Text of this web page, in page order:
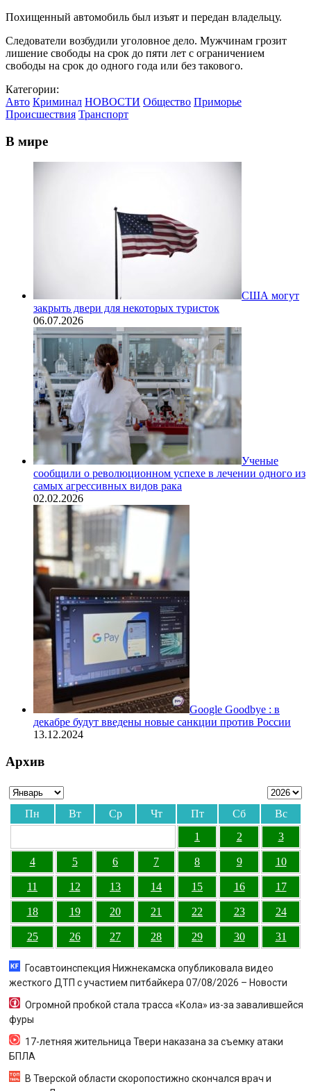
Похищенный автомобиль был изъят и передан владельцу.
Следователи возбудили уголовное дело. Мужчинам грозит
лишение свободы на срок до пяти лет с ограничением
свободы на срок до одного года или без такового.
Категории:
Авто Криминал НОВОСТИ Общество Приморье
Происшествия Транспорт
В мире
США могут
закрыть двери для некоторых туристок
06.07.2026
Ученые
сообщили о революционном успехе в лечении одного из
самых агрессивных видов рака
02.02.2026
Google Goodbye : в
декабре будут введены новые санкции против России
13.12.2024
Архив
Пн Вт Ср Чт Пт Сб
Вс
1
2 3
4 5 6 7 8 9 10
11 12 13 14 15 16 17
18 19 20 21 22 23 24
25 26 27 28 29 30 31
Госавтоинспекция Нижнекамска опубликовала видео
жесткого ДТП с участием питбайкера 07/08/2026 – Новости
Огромной пробкой стала трасса «Кола» из-за завалившейся
фуры
17-летняя жительница Твери наказана за съемку атаки
БПЛА
В Тверской области скоропостижно скончался врач и